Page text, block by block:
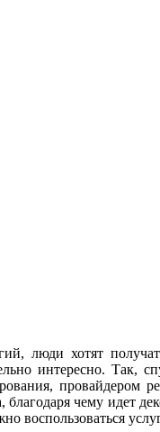
люди хотят
интересно. Так,
провайдером
чему идет
воспользоваться